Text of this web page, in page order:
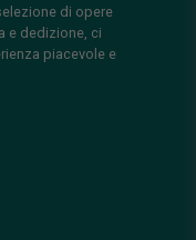
di opere
e dedizione, ci
piacevole e